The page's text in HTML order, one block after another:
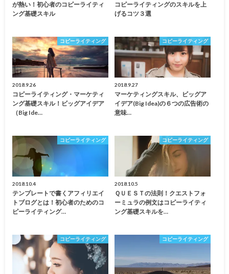
が熱い！初心者のコピーライティ
ング基礎スキル
コピーライティングのスキルを上
げるコツ３選
コピーライティング
2018.9.26
コピーライティング・マーケティ
ング基礎スキル！ビッグアイデア
（big Ide…
コピーライティング
2018.9.27
マーケティングスキル、ビッグア
イデア(big Idea)の６つの広告術の
意味…
コピーライティング
2018.10.4
テンプレートで書くアフィリエイ
トブログとは！初心者のためのコ
ピーライティング…
コピーライティング
2018.10.5
ＱＵＥＳＴの法則！クエストフォ
ーミュラの例文はコピーライティ
ング基礎スキルを…
コピーライティング コピーライティング